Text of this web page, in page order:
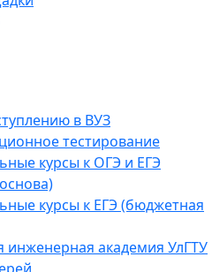
в ВУЗ
тестирование
курсы к ОГЭ и ЕГЭ
курсы к ЕГЭ (бюджетная
инженерная академия УлГТУ